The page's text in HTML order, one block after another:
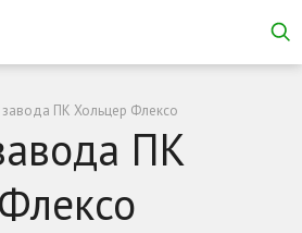
завода ПК Хольцер Флексо
ПК